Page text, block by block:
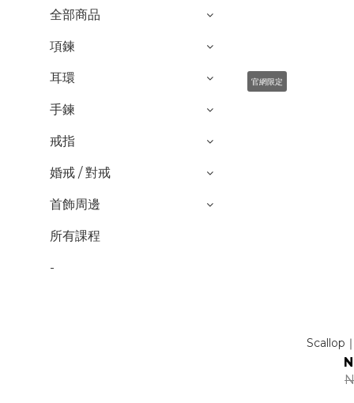
全部商品
項鍊
耳環
手鍊
戒指
婚戒 / 對戒
首飾周邊
所有課程
-
官網限定
Scallop